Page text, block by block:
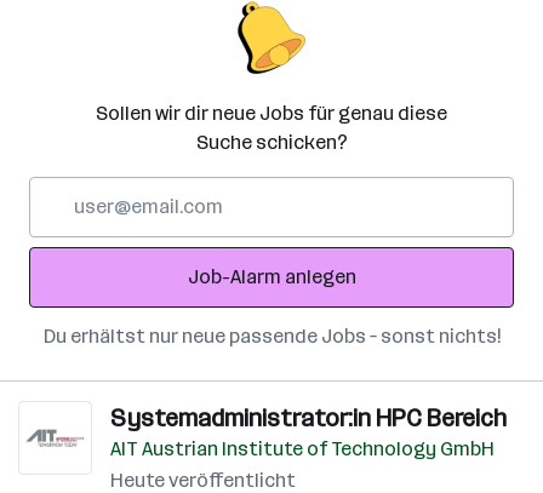
Sollen wir dir neue Jobs für genau diese
Suche schicken?
Adresse
Job-Alarm anlegen
Du erhältst nur neue passende Jobs – sonst nichts!
Systemadministrator:in HPC Bereich
AIT Austrian Institute of Technology GmbH
Heute veröffentlicht